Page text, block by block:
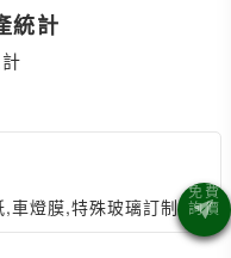
統計
車燈膜,特殊玻璃訂制